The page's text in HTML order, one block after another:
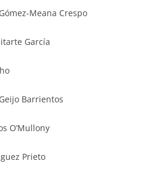
Meana Crespo
García
Barrientos
O’Mullony
Prieto